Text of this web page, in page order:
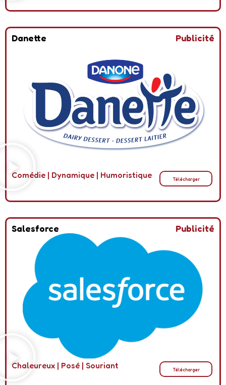
Danette Publicité
Comédie | Dynamique | Humoristique Télécharger
Salesforce Publicité
Chaleureux | Posé | Souriant Télécharger